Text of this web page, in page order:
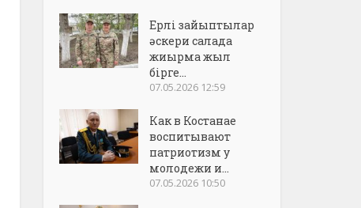
Ерлі зайыптылар
әскери салада
жиырма жыл
бірге...
07.05.2026 12:59
Как в Костанае
воспитывают
патриотизм у
молодежи и...
07.05.2026 10:50